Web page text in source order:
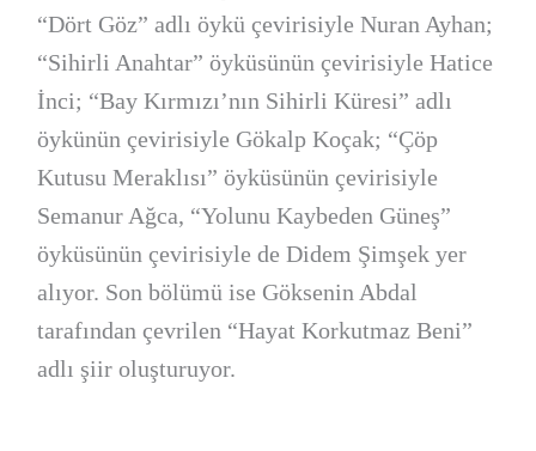
“Dört Göz” adlı öykü çevirisiyle Nuran Ayhan;
“Sihirli Anahtar” öyküsünün çevirisiyle Hatice
İnci; “Bay Kırmızı’nın Sihirli Küresi” adlı
öykünün çevirisiyle Gökalp Koçak; “Çöp
Kutusu Meraklısı” öyküsünün çevirisiyle
Semanur Ağca, “Yolunu Kaybeden Güneş”
öyküsünün çevirisiyle de Didem Şimşek yer
alıyor. Son bölümü ise Göksenin Abdal
tarafından çevrilen “Hayat Korkutmaz Beni”
adlı şiir oluşturuyor.